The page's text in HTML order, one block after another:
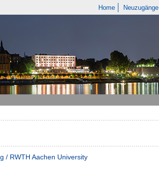
Home Neuzugänge
/ RWTH Aachen University